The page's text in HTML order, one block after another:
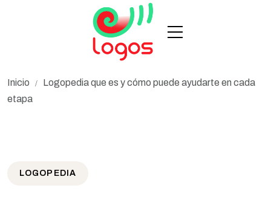
Inicio /
Logopedia que es y cómo puede ayudarte en cada
etapa
LOGOPEDIA